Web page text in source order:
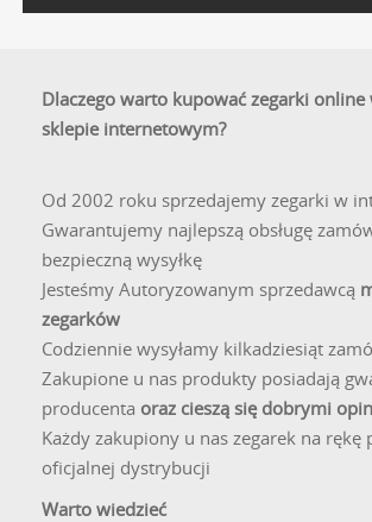
Dlaczego warto kupować zegarki online
sklepie internetowym?
Od 2002 roku sprzedajemy zegarki w
Gwarantujemy najlepszą obsługę
bezpieczną wysyłkę
Jesteśmy Autoryzowanym sprzedawcą
zegarków
Codziennie wysyłamy kilkadziesiąt
Zakupione u nas produkty posiadają
producenta oraz cieszą się dobrymi
Każdy zakupiony u nas zegarek na rękę
oficjalnej dystrybucji
Warto wiedzieć